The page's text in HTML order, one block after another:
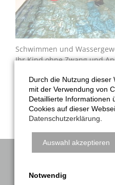
Schwimmen und
Ihr Kind ohne Zwang und
Heranführung an das
speziell ausgebildeten
üben mit den Kindern
Durch die Nutzung dieser
mit der Verwendung von
Detaillierte Informationen
Cookies auf dieser
Datenschutzerklärung
Auswahl akzeptieren
Notwendig